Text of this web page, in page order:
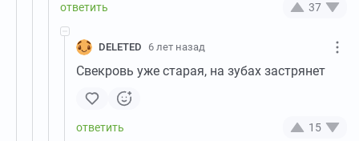
37
DELETED 6 лет назад
Свекровь уже старая, на зубах застрянет
15